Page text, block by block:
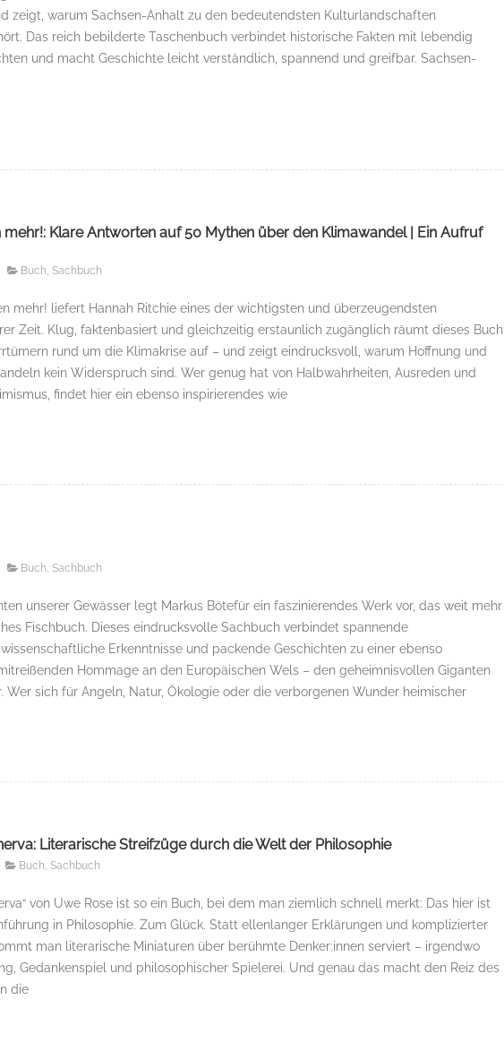
zeigt, warum Sachsen-Anhalt zu den bedeutendsten Kulturlandschaften
Das reich bebilderte Taschenbuch verbindet historische Fakten mit lebendig
und macht Geschichte leicht verständlich, spannend und greifbar. Sachsen-
mehr!: Klare Antworten auf 50 Mythen über den Klimawandel | Ein Aufruf
Buch, Sachbuch
mehr! liefert Hannah Ritchie eines der wichtigsten und überzeugendsten
Zeit. Klug, faktenbasiert und gleichzeitig erstaunlich zugänglich räumt dieses Buch
rund um die Klimakrise auf – und zeigt eindrucksvoll, warum Hoffnung und
kein Widerspruch sind. Wer genug hat von Halbwahrheiten, Ausreden und
findet hier ein ebenso inspirierendes wie
Buch, Sachbuch
unserer Gewässer legt Markus Bötefür ein faszinierendes Werk vor, das weit mehr
Fischbuch. Dieses eindrucksvolle Sachbuch verbindet spannende
Erkenntnisse und packende Geschichten zu einer ebenso
Hommage an den Europäischen Wels – den geheimnisvollen Giganten
Wer sich für Angeln, Natur, Ökologie oder die verborgenen Wunder heimischer
Literarische Streifzüge durch die Welt der Philosophie
Buch, Sachbuch
von Uwe Rose ist so ein Buch, bei dem man ziemlich schnell merkt: Das hier ist
in Philosophie. Zum Glück. Statt ellenlanger Erklärungen und komplizierter
man literarische Miniaturen über berühmte Denker:innen serviert – irgendwo
Gedankenspiel und philosophischer Spielerei. Und genau das macht den Reiz des
die